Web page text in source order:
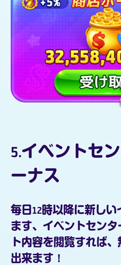
5.イベントセ
ーナス
毎日12時以降に新し
ます、イベントセン
ト内容を閲覧すれば
出来ます！